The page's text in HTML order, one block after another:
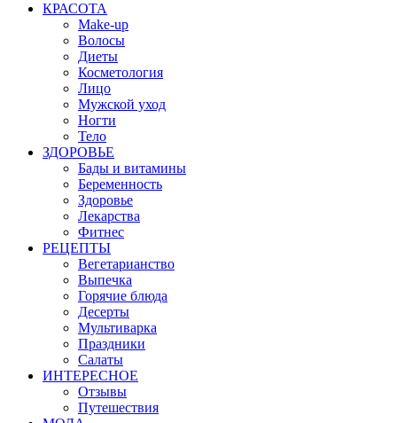
КРАСОТА
Make-up
Волосы
Диеты
Косметология
Лицо
Мужской уход
Ногти
Тело
ЗДОРОВЬЕ
Бады и витамины
Беременность
Здоровье
Лекарства
Фитнес
РЕЦЕПТЫ
Вегетарианство
Выпечка
Горячие блюда
Десерты
Мультиварка
Праздники
Салаты
ИНТЕРЕСНОЕ
Отзывы
Путешествия